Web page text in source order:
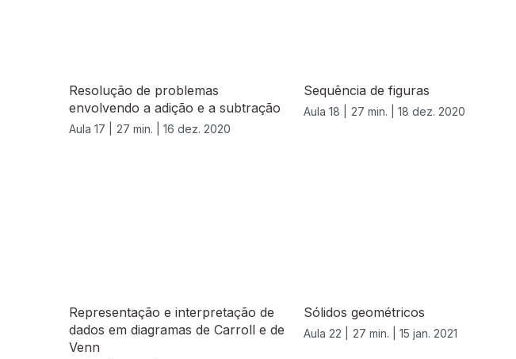
Resolução de problemas
envolvendo a adição e a subtração
Aula 17 | 27 min. | 16 dez. 2020
Sequência de figuras
Aula 18 | 27 min. | 18 dez. 2020
Representação e interpretação de
dados em diagramas de Carroll e de
Venn
Sólidos geométricos
Aula 22 | 27 min. | 15 jan. 2021